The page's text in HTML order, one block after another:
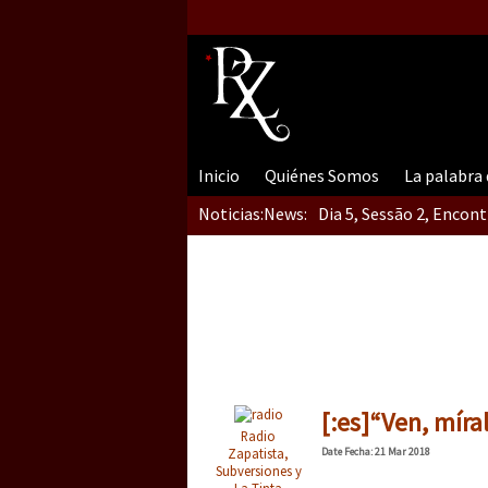
Inicio Quiénes Somos La palabra
Noticias:News: Dia 5, Sessão 2,
Radio
Zapatista,
Subversiones y
[:es]“Ven,
DateFecha: 21 Mar 2018